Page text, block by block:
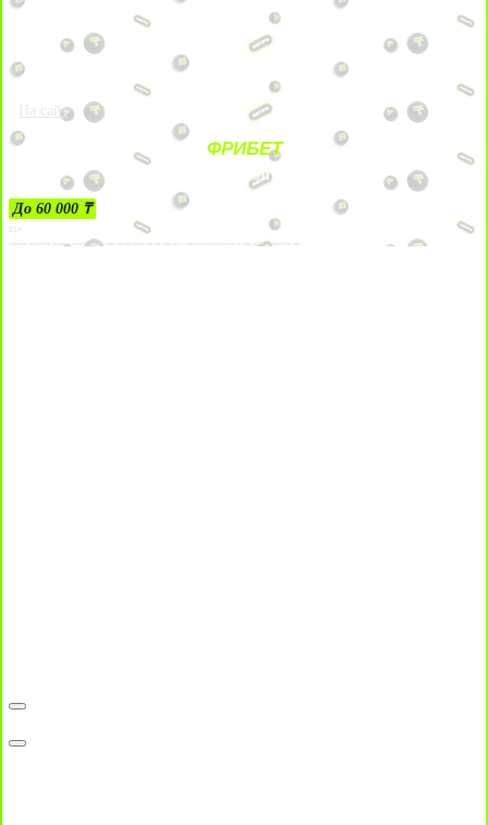
На сайт
ФРИБЕТ
ЗА ДЕПОЗИТЫ
До 60 000 ₸
21+
Лицензии №24514359, выданной комитетом индустрии туризма Министерства культуры и спорта Республики Казахстан срок до 27 сентября 2034 года.